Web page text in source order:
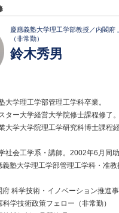
慶應義塾大学理工学部教授／内閣府
（非常勤）
鈴木秀男
大学理工学部管理工学科卒業。
ター大学経営大学院修士課程修了。
大学大学院理工学研究科博士課程
社会工学系・講師。2002年6月同助
塾大学理工学部管理工学科・准
科学技術・イノベーション推進
学技術政策フェロー（非常勤）